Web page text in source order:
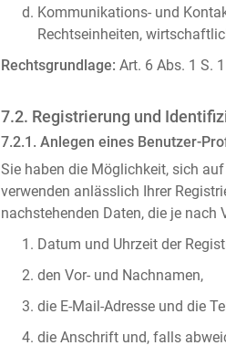
Kommunikations- und
Rechtseinheiten,
Rechtsgrundlage: Art. 6 Abs. 1 S.
7.2. Registrierung und
7.2.1. Anlegen eines Benutzer-
Sie haben die Möglichkeit, sich
verwenden anlässlich Ihrer
nachstehenden Daten, die je
Datum und Uhrzeit der
den Vor- und Nachnamen,
die E-Mail-Adresse und die
die Anschrift und, falls